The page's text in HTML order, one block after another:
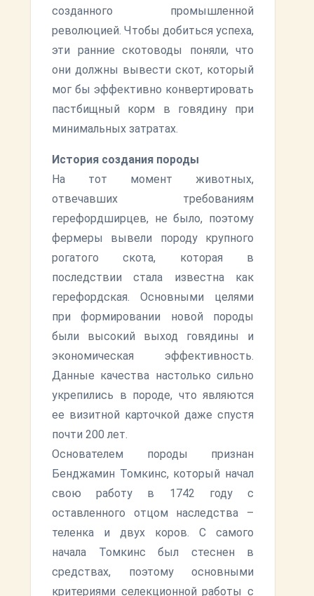
созданного промышленной
революцией. Чтобы добиться успеха,
эти ранние скотоводы поняли, что
они должны вывести скот, который
мог бы эффективно конвертировать
пастбищный корм в говядину при
минимальных затратах.
История создания породы
На тот момент животных,
отвечавших требованиям
герефордширцев, не было, поэтому
фермеры вывели породу крупного
рогатого скота, которая в
последствии стала известна как
герефордская. Основными целями
при формировании новой породы
были высокий выход говядины и
экономическая эффективность.
Данные качества настолько сильно
укрепились в породе, что являются
ее визитной карточкой даже спустя
почти 200 лет.
Основателем породы признан
Бенджамин Томкинс, который начал
свою работу в 1742 году с
оставленного отцом наследства –
теленка и двух коров. С самого
начала Томкинс был стеснен в
средствах, поэтому основными
критериями селекционной работы с